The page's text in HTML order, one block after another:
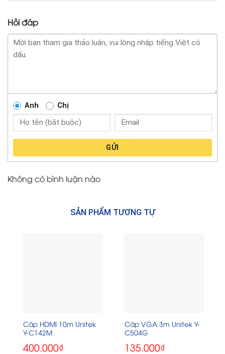
Hỏi đáp
Anh Chị
GỬI
Không có bình luận nào
SẢN PHẨM TƯƠNG TỰ
Cáp HDMI 10m Unitek
Y-C142M
400.000₫
Cáp VGA 3m Unitek Y-
C504G
135.000₫